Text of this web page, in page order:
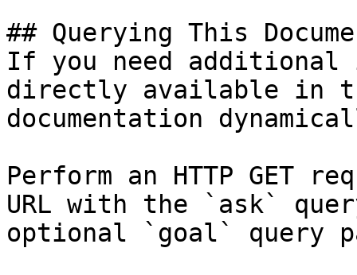
## Querying This
If you need
directly available in
documentation
Perform an HTTP GET
URL with the `ask`
optional `goal` query